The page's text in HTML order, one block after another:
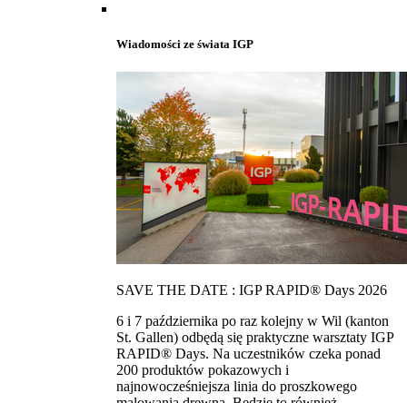
Wiadomości ze świata IGP
SAVE THE DATE : IGP RAPID® Days 2026
6 i 7 października po raz kolejny w Wil (kanton
St. Gallen) odbędą się praktyczne warsztaty IGP
RAPID® Days. Na uczestników czeka ponad
200 produktów pokazowych i
najnowocześniejsza linia do proszkowego